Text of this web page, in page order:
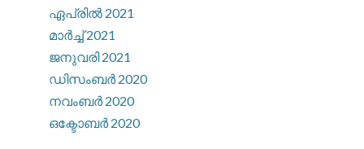
ഏപ്രിൽ 2021
മാർച്ച്‌ 2021
ജനുവരി 2021
ഡിസംബർ 2020
നവംബർ 2020
ഒക്ടോബർ 2020